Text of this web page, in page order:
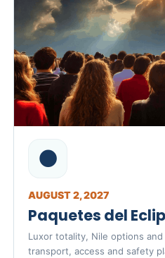
🌑
AUGUST 2, 2027
Paquetes del
Luxor totality, Nile options
transport, access and safety